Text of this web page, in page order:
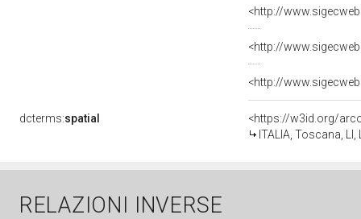
<http://
<http://
<http://
dcterms:spatial
<https://w3id.org/
ITALIA, Toscana,
RELAZIONI INVERSE